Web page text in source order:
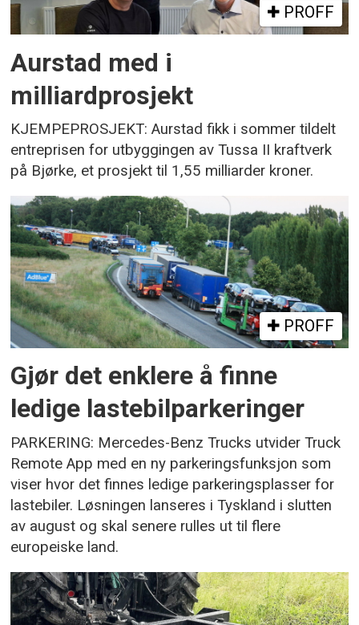
PROFF
Aurstad med i
milliardprosjekt
KJEMPEPROSJEKT: Aurstad fikk i sommer tildelt
entreprisen for utbyggingen av Tussa II kraftverk
på Bjørke, et prosjekt til 1,55 milliarder kroner.
PROFF
Gjør det enklere å finne
ledige lastebilparkeringer
PARKERING: Mercedes-Benz Trucks utvider Truck
Remote App med en ny parkeringsfunksjon som
viser hvor det finnes ledige parkeringsplasser for
lastebiler. Løsningen lanseres i Tyskland i slutten
av august og skal senere rulles ut til flere
europeiske land.